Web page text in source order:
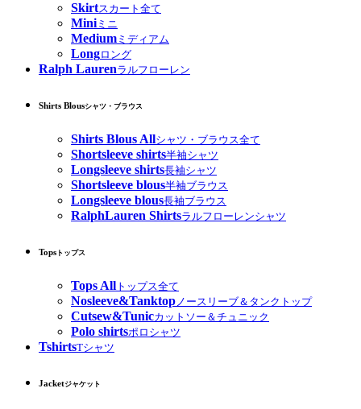
Skirtスカート全て
Miniミニ
Medium ミディアム
Longロング
Ralph Laurenラルフローレン
Shirts Blousシャツ・ブラウス
Shirts Blous Allシャツ・ブラウス全て
Shortsleeve shirts半袖シャツ
Longsleeve shirts長袖シャツ
Shortsleeve blous半袖ブラウス
Longsleeve blous長袖ブラウス
RalphLauren Shirtsラルフローレンシャツ
Tops トップス
Tops All トップス全て
Nosleeve&Tanktopノースリーブ＆タンクトップ
Cutsew&Tunicカットソー＆チュニック
Polo shirtsポロシャツ
TshirtsTシャツ
Jacketジャケット